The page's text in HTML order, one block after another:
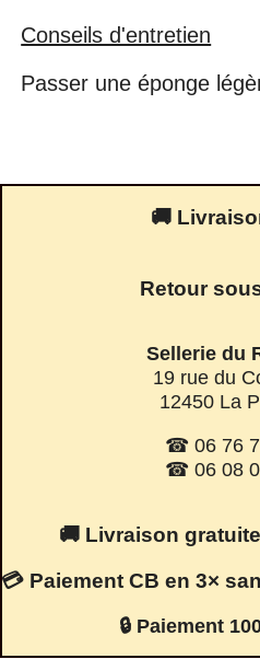
Conseils d'entretien
Passer une éponge
🚚
Retour
Sellerie du
19 rue du
12450 La
☎ 06 76
☎ 06 08
🚚 Livraison
💳 Paiement CB en 3×
🔒 Paiement